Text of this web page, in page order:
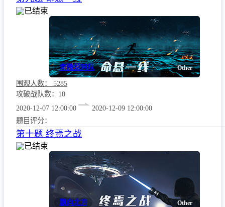
已结束
Other
卑微菜鸡队
围观人数：
5285
攻破战队数：10
2020-12-07 12:00:00
2020-12-09 12:00:00
题目评分：
第十题 终焉之战
已结束
Other
飘向北方